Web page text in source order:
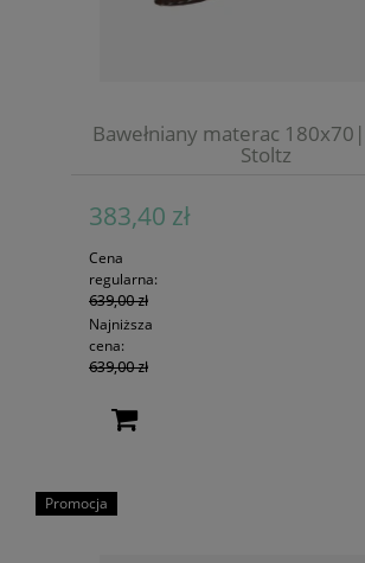
Bawełniany materac
Stoltz
383,40 zł
Cena
regularna:
639,00 zł
Najniższa
cena:
639,00 zł
Promocja